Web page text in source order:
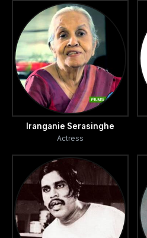
Iranganie Serasinghe
Actress